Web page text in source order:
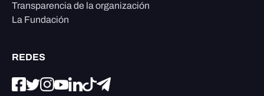
Transparencia de la organización
La Fundación
REDES